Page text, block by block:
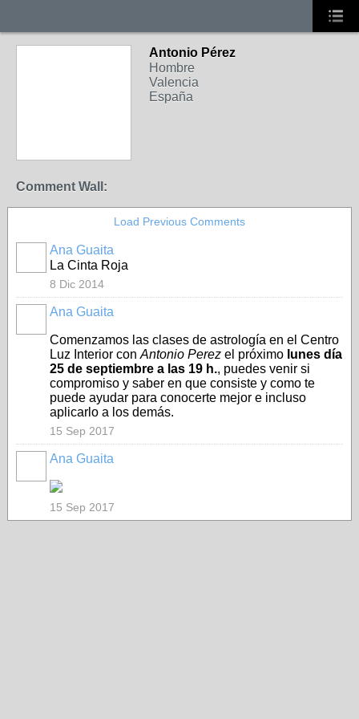
Antonio Pérez
Hombre
Valencia
España
Comment Wall:
Load Previous Comments
Ana Guaita
La Cinta Roja
8 Dic 2014
Ana Guaita
Comenzamos las clases de astrología en el Centro
Luz Interior con Antonio Perez el próximo lunes día
25 de septiembre a las 19 h., puedes venir si
compromiso y saber en que consiste y como te
puede ayudar para conocerte mejor e incluso
aplicarlo a los demás.
15 Sep 2017
Ana Guaita
15 Sep 2017